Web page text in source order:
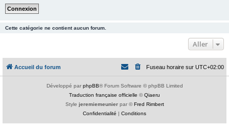
Cette catégorie ne contient aucun forum.
Aller
Accueil du forum Fuseau horaire sur UTC+02:00
Développé par phpBB® Forum Software © phpBB Limited
Traduction française officielle ©Qiaeru
Style jeremiemeunierpar ©Fred Rimbert
Confidentialité | Conditions